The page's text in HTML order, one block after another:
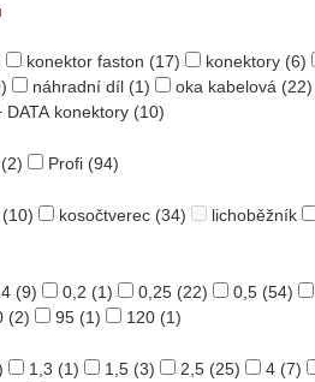
konektor faston (17) konektory (6)
náhradní díl (1) oka kabelová (22)
DATA konektory (10)
(2) Profi (94)
(10) kosočtverec (34)
lichoběžník
(9) 0,2 (1) 0,25 (22) 0,5 (54)
(2) 95 (1) 120 (1)
1,3 (1) 1,5 (3) 2,5 (25) 4 (7)